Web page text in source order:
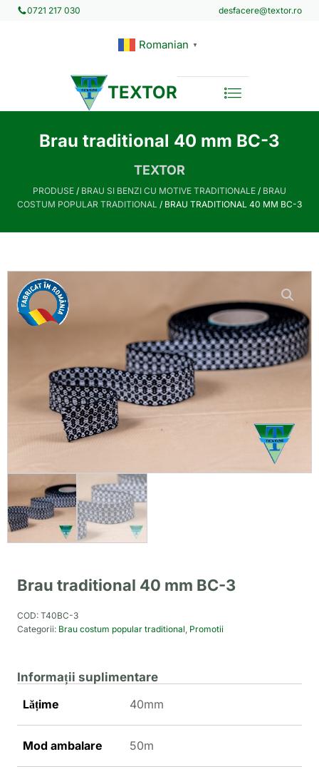
0721 217 030 desfacere@textor.ro
Romanian ▼
TEXTOR
Brau traditional 40 mm BC-3
TEXTOR
PRODUSE / BRAU SI BENZI CU MOTIVE TRADITIONALE / BRAU
COSTUM POPULAR TRADITIONAL / BRAU TRADITIONAL 40 MM BC-3
Brau traditional 40 mm BC-3
COD: T40BC-3
Categorii: Brau costum popular traditional, Promotii
Informații suplimentare
Lățime
40mm
Mod ambalare 50m